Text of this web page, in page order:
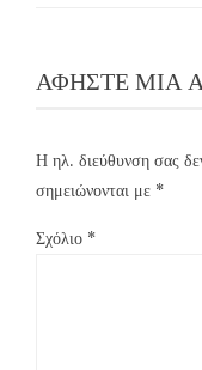
ΑΦΉΣΤΕ ΜΙΑ
Η ηλ. διεύθυνση σας
σημειώνονται με *
Σχόλιο *